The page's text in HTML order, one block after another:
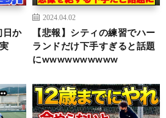
か
2024.04.02
【悲報】シティの練習でハー
ランドだけ下手すぎると話題
にwwwwwwwwww